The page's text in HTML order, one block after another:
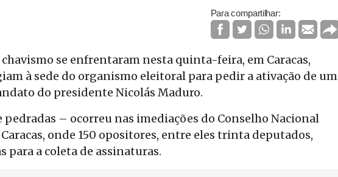
Para compartilhar:
se enfrentaram nesta quinta-feira, em Caracas,
à sede do organismo eleitoral para pedir a ativação de um
do presidente Nicolás Maduro.
– ocorreu nas imediações do Conselho Nacional
onde 150 opositores, entre eles trinta deputados,
a coleta de assinaturas.